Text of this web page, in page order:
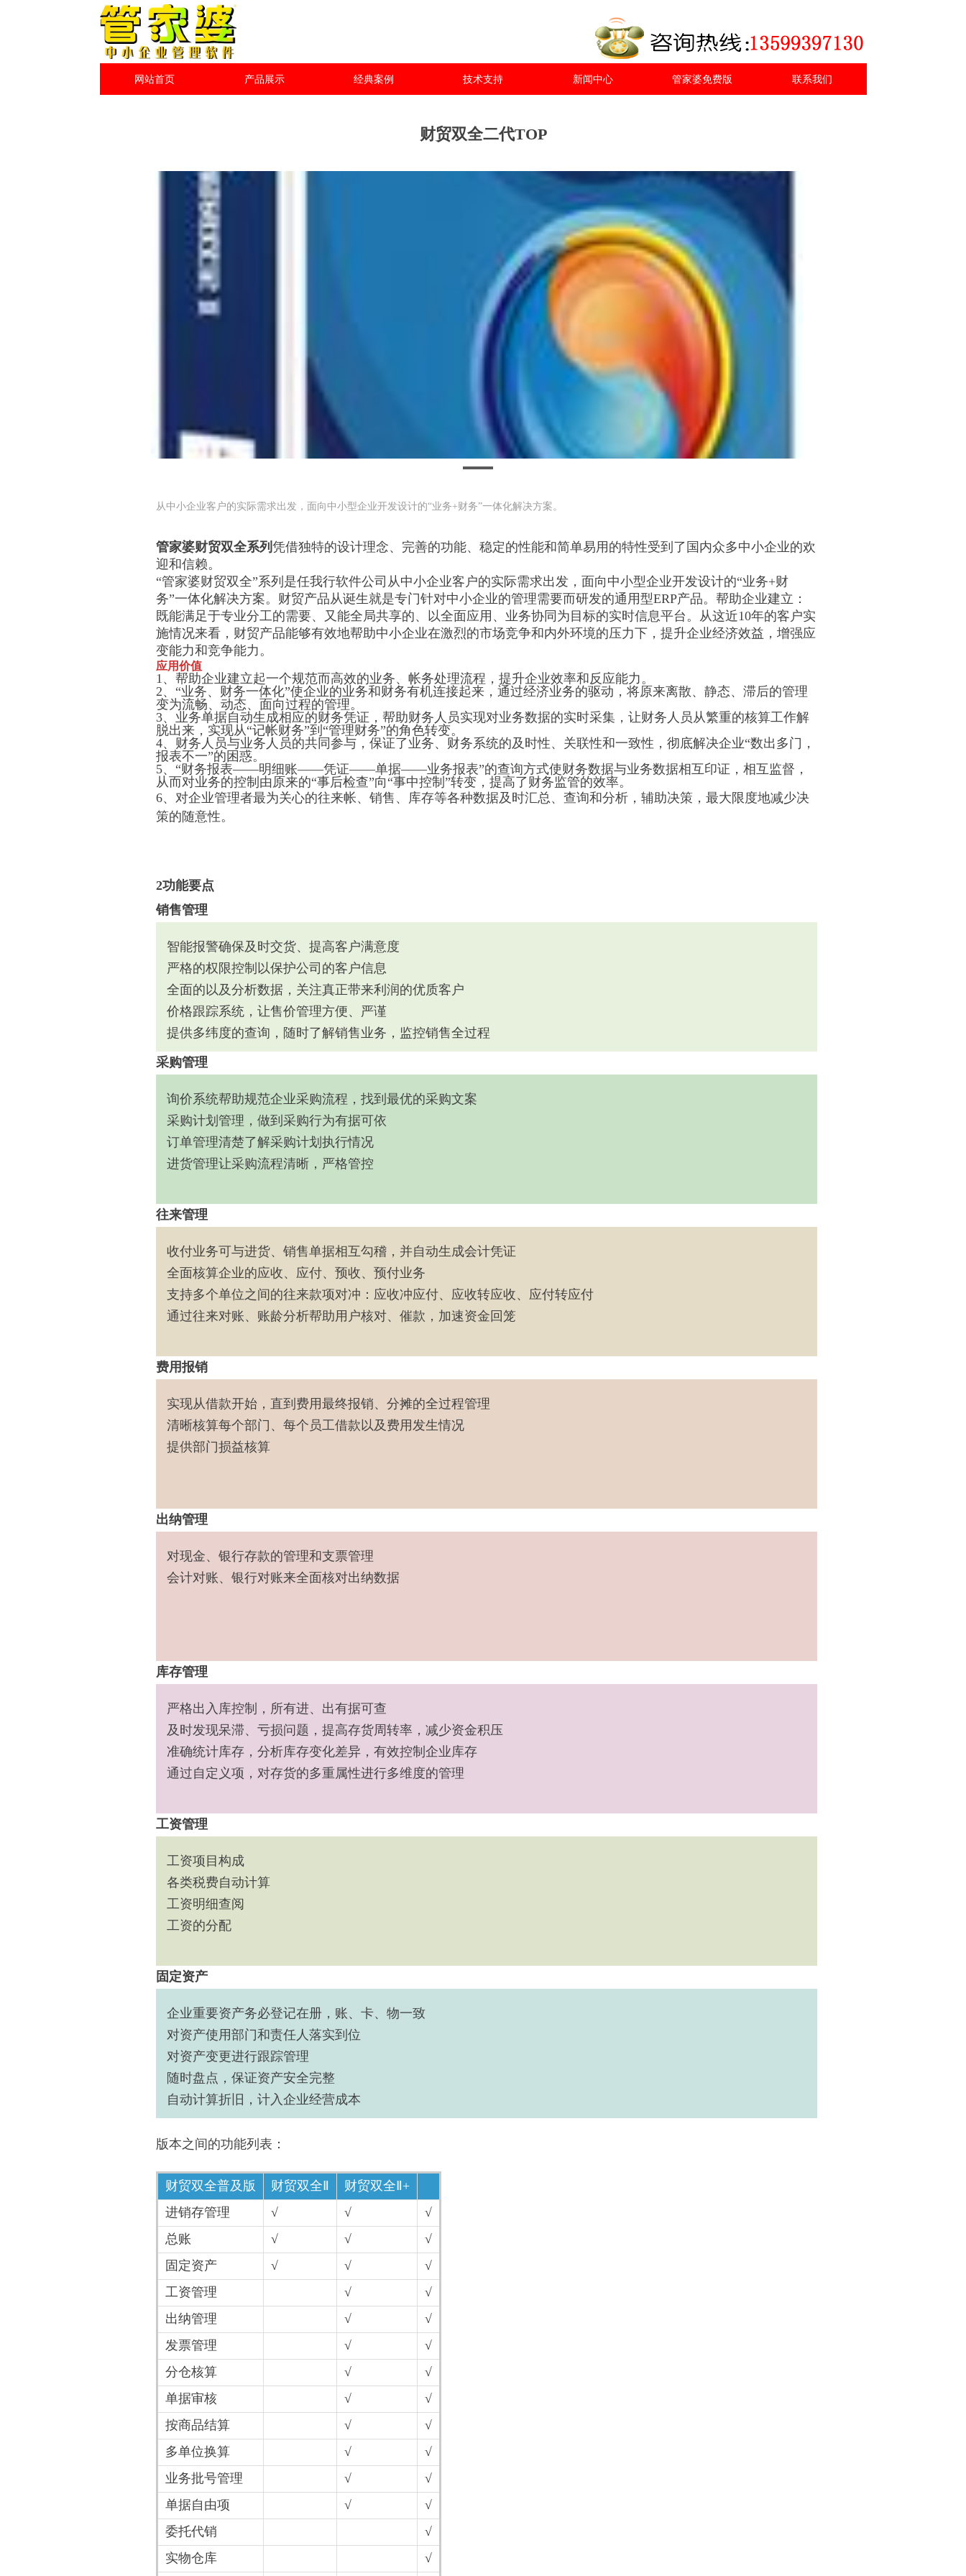
网站首页 产品展示 经典案例 技术支持 新闻中心 管家婆免费版 联系我们
财贸双全二代TOP
从中小企业客户的实际需求出发，面向中小型企业开发设计的“业务+财务”一体化解决方案。
管家婆财贸双全系列 凭借独特的设计理念、完善的功能、稳定的性能和简单易用的特性受到了国内众多中小企业的欢
迎和信赖。
“管家婆财贸双全”系列是任我行软件公司从中小企业客户的实际需求出发，面向中小型企业开发设计的“业务+财
务”一体化解决方案。财贸产品从诞生就是专门针对中小企业的管理需要而研发的通用型ERP产品。帮助企业建立：
既能满足于专业分工的需要、又能全局共享的、以全面应用、业务协同为目标的实时信息平台。从这近10年的客户实
施情况来看，财贸产品能够有效地帮助中小企业在激烈的市场竞争和内外环境的压力下，提升企业经济效益，增强应
变能力和竞争能力。
应用价值
1、帮助企业建立起一个规范而高效的业务、帐务处理流程，提升企业效率和反应能力。
2、“业务、财务一体化”使企业的业务和财务有机连接起来，通过经济业务的驱动，将原来离散、静态、滞后的管理
变为流畅、动态、面向过程的管理。
3、业务单据自动生成相应的财务凭证，帮助财务人员实现对业务数据的实时采集，让财务人员从繁重的核算工作解
脱出来，实现从“记帐财务”到“管理财务”的角色转变。
4、财务人员与业务人员的共同参与，保证了业务、财务系统的及时性、关联性和一致性，彻底解决企业“数出多门，
报表不一”的困惑。
5、“财务报表——明细账——凭证——单据——业务报表”的查询方式使财务数据与业务数据相互印证，相互监督，
从而对业务的控制由原来的“事后检查”向“事中控制”转变，提高了财务监管的效率。
6、对企业管理者最为关心的往来帐、销售、库存等各种数据及时汇总、查询和分析，辅助决策，最大限度地减少决
策的随意性。
2功能要点
销售管理
智能报警确保及时交货、提高客户满意度
严格的权限控制以保护公司的客户信息
全面的以及分析数据，关注真正带来利润的优质客户
价格跟踪系统，让售价管理方便、严谨
提供多纬度的查询，随时了解销售业务，监控销售全过程
采购管理
询价系统帮助规范企业采购流程，找到最优的采购文案
采购计划管理，做到采购行为有据可依
订单管理清楚了解采购计划执行情况
进货管理让采购流程清晰，严格管控
往来管理
收付业务可与进货、销售单据相互勾稽，并自动生成会计凭证
全面核算企业的应收、应付、预收、预付业务
支持多个单位之间的往来款项对冲：应收冲应付、应收转应收、应付转应付
通过往来对账、账龄分析帮助用户核对、催款，加速资金回笼
费用报销
实现从借款开始，直到费用最终报销、分摊的全过程管理
清晰核算每个部门、每个员工借款以及费用发生情况
提供部门损益核算
出纳管理
对现金、银行存款的管理和支票管理
会计对账、银行对账来全面核对出纳数据
库存管理
严格出入库控制，所有进、出有据可查
及时发现呆滞、亏损问题，提高存货周转率，减少资金积压
准确统计库存，分析库存变化差异，有效控制企业库存
通过自定义项，对存货的多重属性进行多维度的管理
工资管理
工资项目构成
各类税费自动计算
工资明细查阅
工资的分配
固定资产
企业重要资产务必登记在册，账、卡、物一致
对资产使用部门和责任人落实到位
对资产变更进行跟踪管理
随时盘点，保证资产安全完整
自动计算折旧，计入企业经营成本
版本之间的功能列表：
财贸双全普及版 财贸双全Ⅱ
财贸双全Ⅱ+
进销存管理
√ √
√
总账
√ √
√
固定资产
√ √
√
工资管理
√
√
出纳管理
√
√
发票管理
√
√
分仓核算
√
√
单据审核
√
√
按商品结算
√
√
多单位换算
√
√
业务批号管理
√
√
单据自由项
√
√
委托代销
√
实物仓库
√